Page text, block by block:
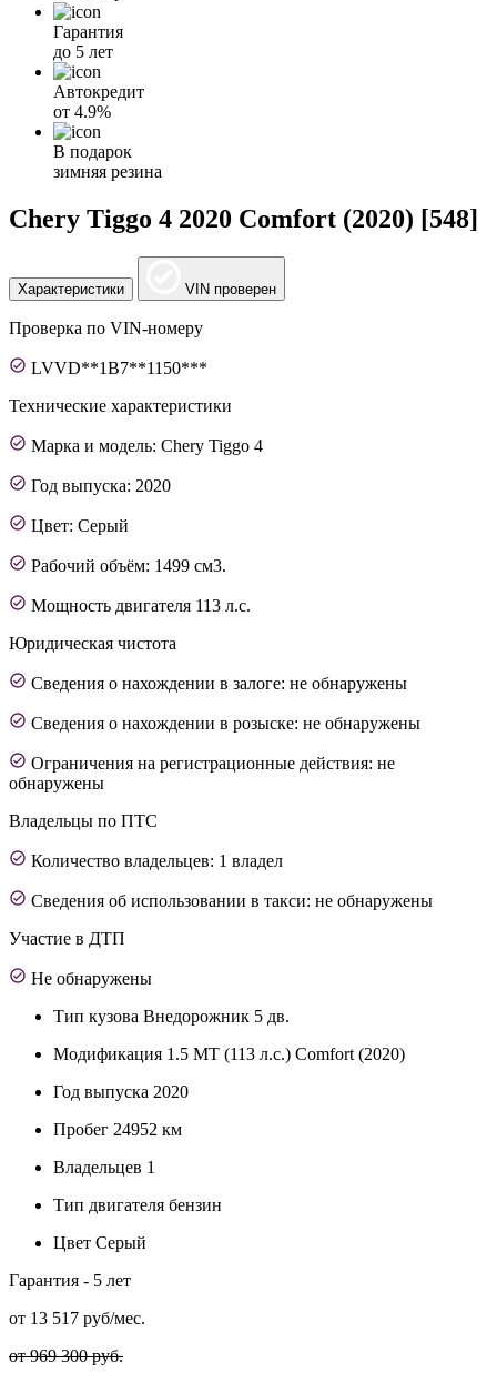
Гарантия
до 5 лет
Автокредит
от 4.9%
В подарок
зимняя резина
Chery Tiggo 4 2020 Comfort (2020) [548]
Характеристики VIN проверен
Проверка по VIN-номеру
LVVD**1B7**1150***
Технические характеристики
Марка и модель: Chery Tiggo 4
Год выпуска: 2020
Цвет: Серый
Рабочий объём: 1499 см3.
Мощность двигателя 113 л.с.
Юридическая чистота
Сведения о нахождении в залоге: не обнаружены
Сведения о нахождении в розыске: не обнаружены
Ограничения на регистрационные действия: не
обнаружены
Владельцы по ПТС
Количество владельцев: 1 владел
Сведения об использовании в такси: не обнаружены
Участие в ДТП
Не обнаружены
Тип кузова Внедорожник 5 дв.
Модификация 1.5 MT (113 л.с.) Comfort (2020)
Год выпуска 2020
Пробег 24952 км
Владельцев 1
Тип двигателя бензин
Цвет Серый
Гарантия - 5 лет
от 13 517 руб/мес.
от 969 300 руб.